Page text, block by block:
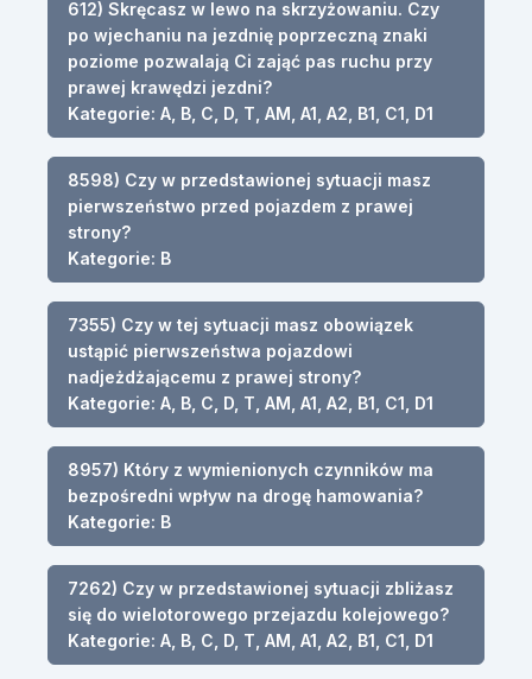
612) Skręcasz w lewo na skrzyżowaniu. Czy
po wjechaniu na jezdnię poprzeczną znaki
poziome pozwalają Ci zająć pas ruchu przy
prawej krawędzi jezdni?
Kategorie: A, B, C, D, T, AM, A1, A2, B1, C1, D1
8598) Czy w przedstawionej sytuacji masz
pierwszeństwo przed pojazdem z prawej
strony?
Kategorie: B
7355) Czy w tej sytuacji masz obowiązek
ustąpić pierwszeństwa pojazdowi
nadjeżdżającemu z prawej strony?
Kategorie: A, B, C, D, T, AM, A1, A2, B1, C1, D1
8957) Który z wymienionych czynników ma
bezpośredni wpływ na drogę hamowania?
Kategorie: B
7262) Czy w przedstawionej sytuacji zbliżasz
się do wielotorowego przejazdu kolejowego?
Kategorie: A, B, C, D, T, AM, A1, A2, B1, C1, D1